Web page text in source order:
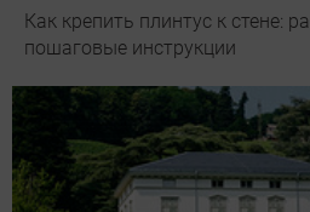
Как крепить плинтус к стене:
пошаговые инструкции